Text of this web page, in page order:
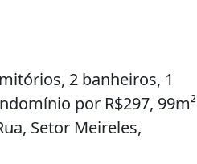
2 banheiros, 1
por R$297, 99m²
Setor Meireles,